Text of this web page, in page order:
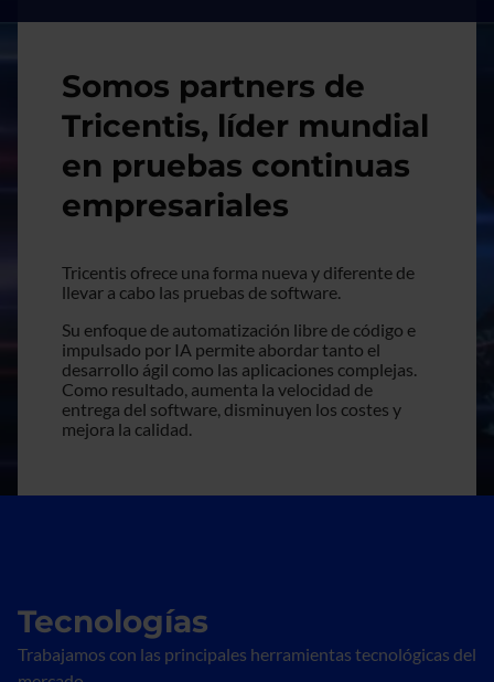
Somos partners de
Tricentis, líder mundial
en pruebas continuas
empresariales
Tricentis ofrece una forma nueva y diferente de
llevar a cabo las pruebas de software.
Su enfoque de automatización libre de código e
impulsado por IA permite abordar tanto el
desarrollo ágil como las aplicaciones complejas.
Como resultado, aumenta la velocidad de
entrega del software, disminuyen los costes y
mejora la calidad.
Tecnologías
Trabajamos con las principales herramientas tecnológicas del